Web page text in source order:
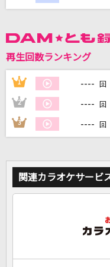
DAMに
家族や友
再生回数ランキング
1 ---- 回
2 ---- 回
3 ---- 回
関連カラオケサービ